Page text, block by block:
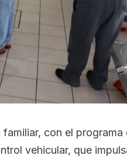
con el programa
vehicular, que